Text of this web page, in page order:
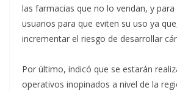
las farmacias que no lo vendan, y
usuarios para que eviten su uso ya
incrementar el riesgo de desarrollar
Por último, indicó que se estarán
operativos inopinados a nivel de la